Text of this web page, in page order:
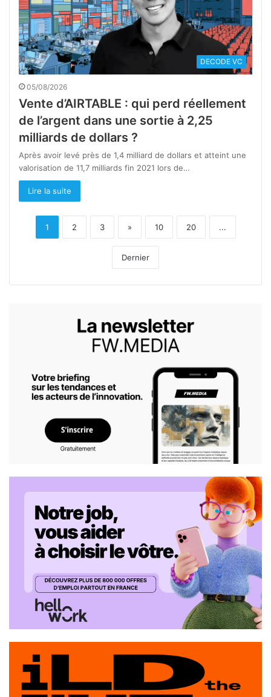
DECODE VC
05/08/2026
Vente d’AIRTABLE : qui perd réellement
de l’argent dans une sortie à 2,25
milliards de dollars ?
Après avoir levé près de 1,4 milliard de dollars et atteint une
valorisation de 11,7 milliards fin 2021 lors de…
Lire la suite
1 2 3 » 10 20 ...
Dernier